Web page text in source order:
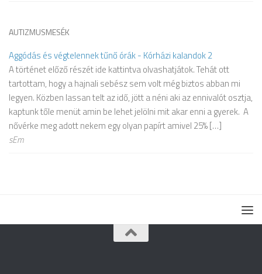
AUTIZMUSMESÉK
Aggódás és végtelennek tűnő órák - Kórházi kalandok 2
A történet előző részét ide kattintva olvashatjátok. Tehát ott
tartottam, hogy a hajnali sebész sem volt még biztos abban mi
legyen. Közben lassan telt az idő, jött a néni aki az ennivalót osztja,
kaptunk tőle menüt amin be lehet jelölni mit akar enni a gyerek. A
nővérke meg adott nekem egy olyan papírt amivel 25% […]
sEm